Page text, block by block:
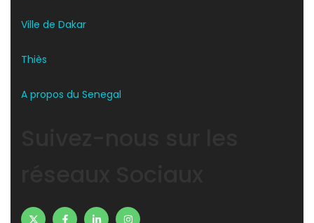
Ville de Dakar
Thiès
A propos du Senegal